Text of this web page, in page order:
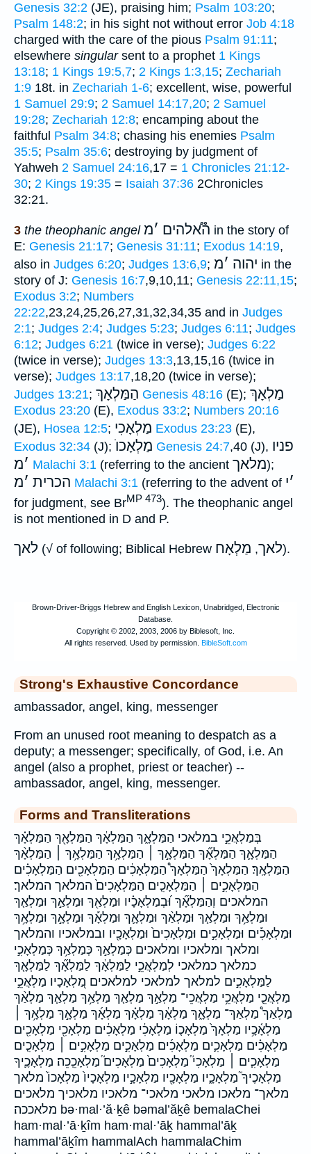
Genesis 32:2 (JE), praising him; Psalm 103:20;
Psalm 148:2; in his sight not without error Job 4:18
charged with the care of the pious Psalm 91:11;
elsewhere singularsent to a prophet 1 Kings
13:18; 1 Kings 19:5,7; 2 Kings 1:3,15; Zechariah
1:9 18t. in Zechariah 1-6; excellent, wise, powerful
1 Samuel 29:9; 2 Samuel 14:17,20; 2 Samuel
19:28; Zechariah 12:8; encamping about the
faithful Psalm 34:8; chasing his enemies Psalm
35:5; Psalm 35:6; destroying by judgment of
Yahweh 2 Samuel 24:16,17 = 1 Chronicles 21:12-
30; 2 Kings 19:35 = Isaiah 37:36 2Chronicles
32:21.
3 the theophanic angel ה֯א֠להים ׳מ
in the story of
E: Genesis 21:17; Genesis 31:11; Exodus 14:19,
also in Judges 6:20; Judges 13:6,9; יהוה ׳מ
in the
story of J: Genesis 16:7,9,10,11; Genesis 22:11,15;
Exodus 3:2; Numbers
22:22,23,24,25,26,27,31,32,34,35 and in Judges
2:1; Judges 2:4; Judges 5:23; Judges 6:11; Judges
6:12; Judges 6:21 (twice in verse); Judges 6:22
(twice in verse); Judges 13:3,13,15,16 (twice in
verse); Judges 13:17,18,20 (twice in verse);
Judges 13:21; הַמַּלְאָךְ Genesis 48:16 (E); מַלְאָךְ
Exodus 23:20 (E), Exodus 33:2; Numbers 20:16
(JE), Hosea 12:5; מַלְאָכִי Exodus 23:23 (E),
Exodus 32:34 (J); מַלְאָכוֺ Genesis 24:7,40 (J), פניו
׳מ Malachi 3:1 (referring to the ancient מלאך);
הכרית ׳מ Malachi 3:1 (referring to the advent of ׳י
for judgment, see BrMP 473). The theophanic angel
is not mentioned in D and P.
לאך (√ of following; Biblical Hebrew לאך, מַלְאָח ).
Strong's Exhaustive Concordance
ambassador, angel, king, messenger
From an unused root meaning to despatch as a
deputy; a messenger; specifically, of God, i.e. An
angel (also a prophet, priest or teacher) --
ambassador, angel, king, messenger.
Forms and Transliterations
בְּמַלְאֲכֵ֣י במלאכי הַמַּלְאָ֑ךְ הַמַּלְאָ֔ךְ הַמַּלְאָ֖ךְ הַמַּלְאָ֗ךְ
הַמַּלְאָ֛ךְ הַמַּלְאָ֞ךְ הַמַּלְאָ֣ךְ ׀ הַמַּלְאָ֥ךְ הַמַּלְאָ֥ךְ ׀ הַמַּלְאָ֨ךְ
הַמַּלְאָֽךְ׃ הַמַּלְאָךְ֙ הַמַּלְאָךְ֩ הַמַּלְאָכִ֔ים הַמַּלְאָכִ֖ים הַמַּלְאָכִ֗ים
הַמַּלְאָכִ֣ים ׀ הַמַּלְאָכִ֤ים הַמַּלְאָכִים֙ המלאך המלאך׃
המלאכים וְהַמַּלְאָ֞ךְ וּ֝בְמַלְאָכָ֗יו וּמַלְאַ֖ךְ וּמַלְאַ֣ךְ וּמַלְאַ֤ךְ
וּמַלְאַ֥ךְ וּמַלְאַ֧ךְ וּמַלְאַ֨ךְ וּמַלְאָ֛ךְ וּמַלְאָ֡ךְ וּמַלְאָ֣ךְ וּמַלְאָ֥ךְ
וּמַלְאָכִ֡ים וּמַלְאָכִ֣ים וּמַלְאָכִים֙ וּמַלְאָכָ֖יו ובמלאכיו והמלאך
ומלאך ומלאכיו ומלאכים כְּמַלְאַ֣ךְ כְּמַלְאַ֥ךְ כְּמַלְאָכִ֣י
כמלאך כמלאכי לְמַלְאֲכֵ֣י לַמַּלְאָ֔ךְ לַמַּלְאָ֞ךְ לַמַּלְאָ֤ךְ
לַמַּלְאָכִ֣ים למלאך למלאכי למלאכים מַ֭לְאָכָיו מַלְאֲכֵ֣י
מַלְאֲכֵ֤י מַלְאֲכֵ֥י מַלְאֲכֵי־ מַלְאַ֣ךְ מַלְאַ֤ךְ מַלְאַ֥ךְ מַלְאַ֧ךְ מַלְאַ֨ךְ
מַלְאַךְ֩ מַלְאַךְ־ מַלְאָ֑ךְ מַלְאָ֔ךְ מַלְאָ֗ךְ מַלְאָ֜ךְ מַלְאָ֣ךְ מַלְאָ֥ךְ ׀
מַלְאָ֫כָ֥יו מַלְאָךְ֙ מַלְאָכ֤וֹ מַלְאָכִ֔י מַלְאָכִ֔ים מַלְאָכִ֖י מַלְאָכִ֖ים
מַלְאָכִ֗ים מַלְאָכִ֛ים מַלְאָכִ֜ים מַלְאָכִ֣ים מַלְאָכִ֣ים ׀ מַלְאָכִ֤ים
מַלְאָכִ֧ים ׀ מַלְאָכִי֮ מַלְאָכִים֙ מַלְאָכִים֮ מַלְאָכֵֽכֵה׃ מַלְאָכֶ֛יךָ
מַלְאָכֶיךָ֮ מַלְאָכָ֑יו מַלְאָכָ֖יו מַלְאָכָ֣יו מַלְאָכָיו֙ מַלְאָכוֹ֙ מלאך
מלאך־ מלאכו מלאכי מלאכי־ מלאכיו מלאכיך מלאכים
מלאככה׃ bə·mal·’ă·ḵê bəmal’ăḵê bemalaChei
ham·mal·’ā·ḵîm ham·mal·’āḵ hammal’āḵ
hammal’āḵîm hammalAch hammalaChim